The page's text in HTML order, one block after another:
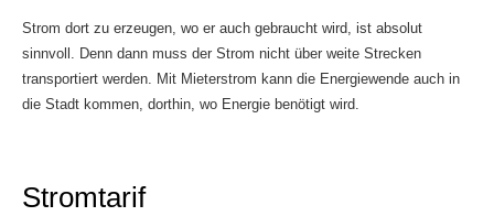
Strom dort zu erzeugen, wo er auch gebraucht wird, ist absolut
sinnvoll. Denn dann muss der Strom nicht über weite Strecken
transportiert werden. Mit Mieterstrom kann die Energiewende auch in
die Stadt kommen, dorthin, wo Energie benötigt wird.
Stromtarif